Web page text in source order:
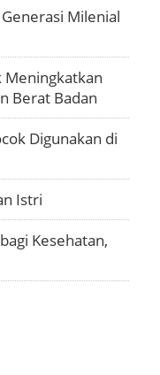
Milenial
Meningkatkan
Berat Badan
Digunakan di
Istri
Kesehatan,